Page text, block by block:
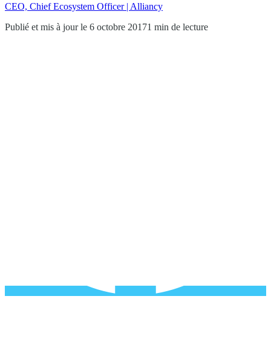
CEO, Chief Ecosystem Officer | Alliancy
Publié et mis à jour le 6 octobre 20171 min de lecture